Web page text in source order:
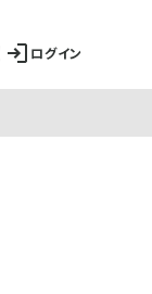
ログイン